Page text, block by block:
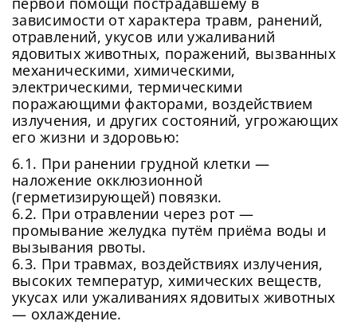
зависимости от характера травм, ранений,
отравлений, укусов или ужаливаний
ядовитых животных, поражений, вызванных
механическими, химическими,
электрическими, термическими
поражающими факторами, воздействием
излучения, и других состояний, угрожающих
его жизни и здоровью:
6.1. При ранении грудной клетки —
наложение окклюзионной
(герметизирующей) повязки.
6.2. При отравлении через рот —
промывание желудка путём приёма воды и
вызывания рвоты.
6.3. При травмах, воздействиях излучения,
высоких температур, химических веществ,
укусах или ужаливаниях ядовитых животных
— охлаждение.